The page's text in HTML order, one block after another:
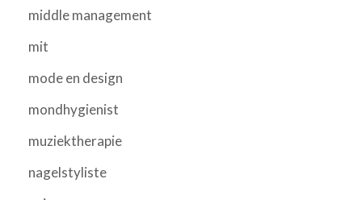
middle management
mit
mode en design
mondhygienist
muziektherapie
nagelstyliste